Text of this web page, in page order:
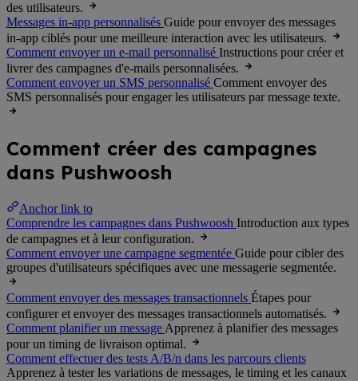
des utilisateurs.
Messages in-app personnalisés Guide pour envoyer des messages
in-app ciblés pour une meilleure interaction avec les utilisateurs.
Comment envoyer un e-mail personnalisé Instructions pour créer et
livrer des campagnes d'e-mails personnalisées.
Comment envoyer un SMS personnalisé Comment envoyer des
SMS personnalisés pour engager les utilisateurs par message texte.
Comment créer des campagnes
dans Pushwoosh
Anchor link to
Comprendre les campagnes dans Pushwoosh Introduction aux types
de campagnes et à leur configuration.
Comment envoyer une campagne segmentée Guide pour cibler des
groupes d'utilisateurs spécifiques avec une messagerie segmentée.
Comment envoyer des messages transactionnels Étapes pour
configurer et envoyer des messages transactionnels automatisés.
Comment planifier un message Apprenez à planifier des messages
pour un timing de livraison optimal.
Comment effectuer des tests A/B/n dans les parcours clients
Apprenez à tester les variations de messages, le timing et les canaux